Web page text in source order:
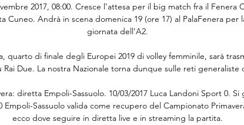
la partita in diretta.

Orari Autobus Extraurbani Porto Sant'Elpidio Bologna Express Linea Ascoli Piceno - S. Benedetto d. T. - Civitanova M. - Aeroporto Ancona Falconara - Rimini - Aeroporto Forlì - Aeroporto Bologna, Orari Autobus Extraurbani Porto Sant'Elpidio CONSORZIO PRIMA LINEE LINEA MARCHE-ROMA / APT FIUMICINO (DA TOLENTINO): TOLENTINO-SFORZACOSTA-MACERATA.

A tuttomercato su RMC Sport. In diretta dalle 17.00, la trasmissione a cura della redazione di Tuttomercatoweb.com fino alle 20.00 per tutti gli aggiornamenti di calciomercato fino alla chiusura ufficiale di questa sessione di calciomercato! I vostri whatsapp al 3318200213 con le vostre domande sul

22 commenti a “i meteorismi di lorenzo fava / lo svedese lofquist: di lui si ricorderanno solo i biondi capelli e l’unico gol d’autore in italia con la maglia del gubbio”

BULGARIA-ITALIA IN VIDEO STREAMING Per seguire la partita tra Bulgaria e Italia valida per le qualificazioni agli Europei del 2016 (quinta giornata del gruppo H) l’unica possibilità è la diretta in esclusiva su Raiuno e Raiuno HD.

Calcio Lecco in diretta Ternana 3 ore fa — Ternana Calcio — Calcio Lecco in diretta Ternana — Calcio Lecco 1912 - Sport Live Streaming 24/02/2024 Diretta TV 17 dic 2023 — Lecco ...

Roma - Porto è valevole per gli ottavi di finale della competizione Champions League2018/2019. La partita è in programma il giorno 12 febbraio alle ore 21:00 allo stadio Olimpico di Roma. Arbitro di Roma - Porto è Danny Makkelie (Olanda). Dove vedere Roma-Porto Roma-Porto si …

Serie B, il calendario e le partite della ventiseiesima giornata 1 giorno fa — TERNANA-LECCO, in diretta su Sky Sport 253 e in streaming su NOW. telecronaca Nicolò Ramella, diretta gol Calogero Destro. DOMENICA 25 ...

Non tiriamola per le lunghe: c’è chi avvelena Inter-Juventus, da diversi anni a questa parte. Il pensiero mi è venuto quando alcuni giorni fa un tifoso nerazzurro mi ha redarguito in privato perché, riassumendo, “hai un seguito e alimenti veleni con questi post”.

Notizie di Lecco e Sondrio - Calcio Live 17 ore fa — La Provincia Unica TV. Logo. Icon facebook; Icon instagram. Cerca TERNANA-LECCO DIRETTA WEB SABATO 24 ORE 16,15. Lecco falcidiato dall ...

Diretta/ Lecco Ternana (risultato finale 2-3): Raimondo 17 dic 2023 — Diretta Lecco Ternana streaming video e tv, quote e risultato live della sfida valida per la 17^ giornata di Serie B (17 dicembre 2023)

Ternana - Lecco: diretta live Serie B Calcio 24/02/2024 Segui la diretta live di Ternana - Lecco con aggiornamenti in tempo reale. Vivi l'emozione della Serie B Calcio su gazzetta.it.

Attraverso una nota ufficiale, l'Albinoleffe comunica di aver acquisito le prestazione sportive del giocatore Marco Augusto Romizi, centrocampista classe '90 nell'ultima stagione nelle fila del vecchio Vicenza.

Per chi si fosse persa la trasmissione in diretta su Rai 1. ;-) Jump to. Sections of this page. Accessibility Help. Press alt + / to open this menu. Facebook. Email or Phone: Password: Forgot account? Sign Up. See more of Pasticceria Savia Catania on Facebook. Log In. or. Create New Account. See more of Pasticceria Savia Catania on Facebook.

Come vedere Inter-Juventus in diretta TV e streaming. Inter-Juventus, in programma alle 13:30 a Nanchino, in Cina, si potrà vedere gratuitamente in diretta su Sportitalia (canale 60 del digitale terrestre), emittente in possesso dei diritti di trasmissione di tutte le …

Confrontare le quote Odds BK 2 Bærum del 13/10/2019 disponibili sui siti di scommesse per scommettere alla miglior quota e seguire la partita in diretta.

Amici di Sportflash24, amici del grande tennis, benvenuti a DIRETTA SLAM. Oggi a New York, sui campi in cemento di Flushing Meadows, è in programma, a partire dalle ore 18.50 italiane, la dodicesima giornata dello US Open 2013, quarta e ultima prova stagionale dei cosiddetti tornei dello Slam.

Linee Urbane a Vicenza. Home. Trasporti a Vicenza. LINEE SERVIZIO URBANO SVT - Società Vicentina Trasporti a VICENZA. Linea 1 ZONA POMARI → CENTRO → STANGA → TORRI DI QUARTESOLO → LERINO → BERTESINA; Linea 2 STAZIONE FS → VIA LAGO DI FOGLIANO → POLEGGE; Linea 3 AUTOSTAZIONE SVT.

Risultati Serie B 2023/2024 in diretta, Calcio Italia - Diretta.it 6 giorni fa — 16. Ternana. 25671230:34-425 ? V. N. P. P. V. 17. Spezia. 25 20. Lecco. 25551527:49-2220 ? P. P. P. P. P. Promozione - Serie A.

La ricorderemo come un'eccezionale annata, peraltro preceduta da una già ottima. Nel 2018 gli italiani si presero sei titoli Masters 250 con Fabio Fognini (3), Marco Cecchinato (2) e Matteo Berrettini. In più, il palermitano raggiunse la semifinale del Roland Garros dopo aver eliminato Novak

Europeo U20 Il programma della 2° fase: l'Italia parte contro la Serbia. Europeo U20 Il programma della 2° fase: l'Italia parte contro la Serbia

Partita Ternana Calcio-Calcio Lecco in diretta Cronaca Lecco 4 ore fa — 15 dic 2023 — Giornata 17 di Serie BKT: il Lecco affronta la Ternana nel prossimo turno. Ultime notizie e link streaming.

Streaming Gratis Ternana-Lecco: la Serie B in Diretta LIVE 1 ora fa — Streaming Gratis Ternana-Lecco: la Serie B in Diretta LIVE Ternana-Lecco si affrontano sabato 24 febbraio alle ore 16:15, nel match valevole ...

Ternana-Lecco, le probabili formazioni e dove vederla 2 giorni fa — La gara – in programma sabato 24 febbraio alle 16.15– sarà visibile in diretta tv su Sky Sport Calcio. In live streaming la partita sarà ...

ARBITRI: SAMPDORIA-JUVENTUS AFFIDATA A NASCA DI BARI È Luigi Nasca di l’arbitro designato a dirigere Sampdoria-Juventus, in programma domenica 26 maggio allo stadio “Luigi Ferraris” di Genova e valida quale 38.a giornata della Serie A TIM 2018/19.

Questo sito utilizza cookie tecnici e di terze parti (inclusi cookie di profilazione) per migliorare la tua esperienza di navigazione e fornirti un servizio in linea con le tue preferenze. Se vuoi saperne di più o negare il consenso a tutti o ad alcuni di questi cookie clicca qui.

Coppa Italia Primavera, Cronaca della partita Virtus Entella U19 v teamAway 6 aprile 2017. inclusi tutti i goal e tutte le azioni. Dì la tua nei commenti.

Ternana - Lecco (Serie B): la cronaca in diretta del match Segui la cronaca in diretta del match Ternana - Lecco del 24/2/2024 su Corriere.it. Aggiornamenti live, gol e azioni clou.

Webcam Bologna (BO): immagini in diretta dalla nuova webcam ad alta risoluzione di Bolognameteo con puntamento WNW verso il centro della città, sullo sfondo le Due Torri e la Basilica di San Petronio. Sotto altre immagini dalle webcam nel comune di Bologna per il …

Milano con gli occhi di Leonardo Ideata e realizzata da Fondazione Bracco e Accademia Teatro alla Scala, martedì 9 luglio si inaugura la mostra fotografica “Milano con gli occhi di Leonardo” negli spazi del Centro Diagnostico Italiano. Scopri di più

Dalle ore 15.00 potrete qui seguire il risultato di Gela-Palmese, valida per il campionato di serie D girone I. CLICCA QUI PER I RISULTATI IN DIRETTA DEL GIRONE I – SERIE D Gela-Palmese 0-0 (finale) Marcatori: - CLICCA QUI PER AGGIORNARE LA DIRETTA

Città della Pieve sarà tutta davanti alla TV perché nella gara di domenica (ore 15:00 in diretta su Sky) Chievo-Genoa, ci sarà l'esordio per l'arbitro Manuel